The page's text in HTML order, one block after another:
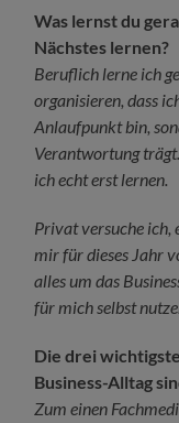
Was lernst du
Nächstes lernen?
Beruflich lerne ich
organisieren, dass
Anlaufpunkt bin,
Verantwortung
ich echt erst lernen.
Privat versuche ich,
mir für dieses Jahr
alles um das
für mich selbst
Die drei
Business-Alltag
Zum einen